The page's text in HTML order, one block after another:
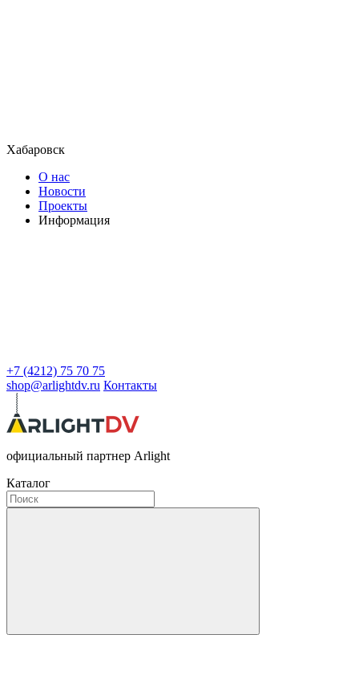
Хабаровск
О нас
Новости
Проекты
Информация
+7 (4212) 75 70 75
shop@arlightdv.ru Контакты
официальный партнер Arlight
Каталог